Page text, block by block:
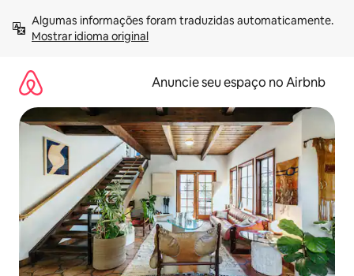
para
Mostrar idioma original
Anuncie seu espaço no Airbnb